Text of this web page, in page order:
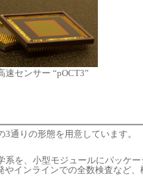
速センサー “pOCT3”
通りの形態を用意しています。
系を、小型モジュールにパッケ
インラインでの全数検査など